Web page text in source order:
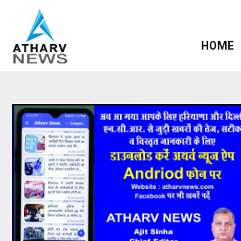
HOME